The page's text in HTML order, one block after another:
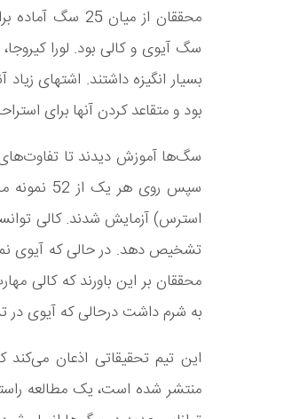
محققان از
سگ آیوی و کالی بود. لورا
بسیار انگیزه داشتند. اشتهای
بود و متقاعد کردن آنها برای
سگ‌ها آموزش دیدند تا
محققان بر این باورند که کالی
به شرم داشت درحالی که آیوی
منتشر شده است، یک مطالعه